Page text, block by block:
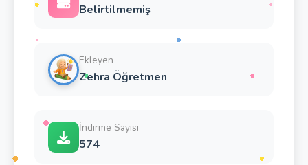
Belirtilmemiş
Ekleyen
Zehra Öğretmen
İndirme Sayısı
574